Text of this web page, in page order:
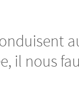
il nous